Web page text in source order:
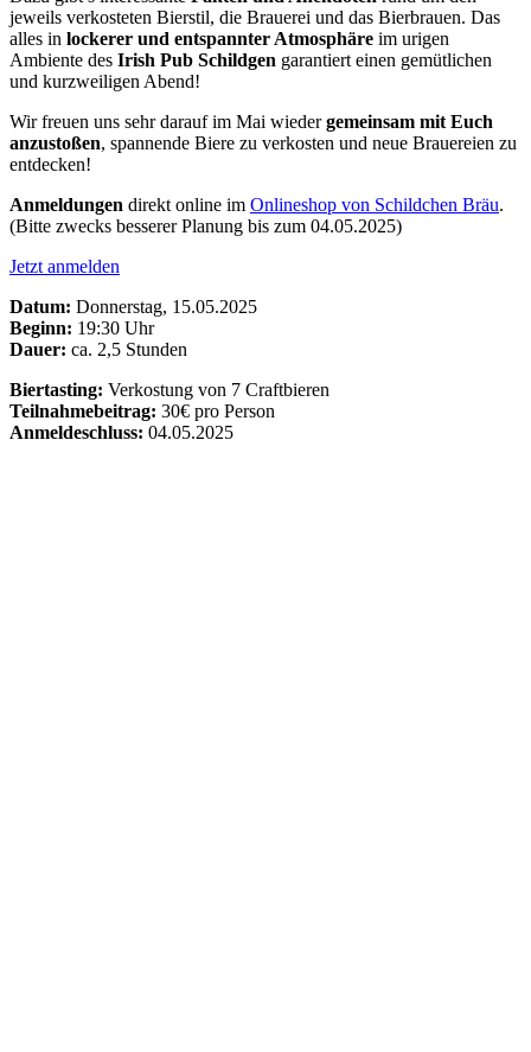
jeweils verkosteten Bierstil, die Brauerei und das Bierbrauen. Das
alles in lockerer und entspannter Atmosphäre im urigen
Ambiente des Irish Pub Schildgen garantiert einen gemütlichen
und kurzweiligen Abend!
Wir freuen uns sehr darauf im Mai wiedergemeinsam mit Euch
anzustoßen, spannende Biere zu verkosten und neue Brauereien zu
entdecken!
Anmeldungen direkt online im Onlineshop von Schildchen Bräu.
(Bitte zwecks besserer Planung bis zum 04.05.2025)
Jetzt anmelden
Datum: Donnerstag, 15.05.2025
Beginn: 19:30 Uhr
Dauer: ca. 2,5 Stunden
Biertasting: Verkostung von 7 Craftbieren
Teilnahmebeitrag: 30€ pro Person
Anmeldeschluss: 04.05.2025